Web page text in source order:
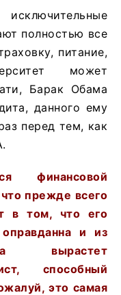
полностью все
питание,
может
Барак Обама
данного ему
перед тем, как
финансовой
прежде всего
в том, что его
и из
вырастет
способный
это самая